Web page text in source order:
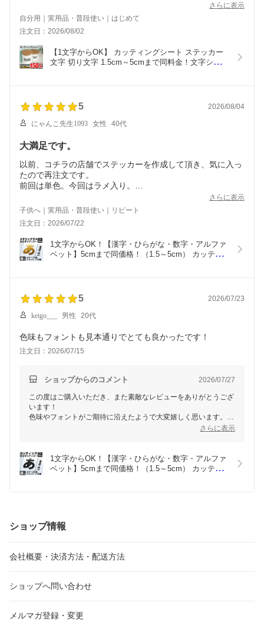
さらに表示
自分用｜実用品・普段使い｜はじめて
注文日：2026/08/02
【1文字からOK】 カッティングシート ステッカー
文字 切り文字 1.5cm～5cmまで同料金！文字シー
5 2026/08/04
にゃんこ先生1093 女性 40代
大満足です。
以前、コチラの店舗でステッカーを作成して頂き、気に入っ
たので再注文です。
前回は単色。今回はラメ入り。
ラメ入り?かっこいい！と息子も大喜び。
ありがとうございます。
さらに表示
子供へ｜実用品・普段使い｜リピート
注文日：2026/07/22
1文字からOK！【漢字・ひらがな・数字・アルファ
ベット】5cmまで同価格！（1.5～5cm） カッティ
5 2026/07/23
keigo___ 男性 20代
色味もフォントも見本通りでとても良かったです！
注文日：2026/07/15
ショップからのコメント 2026/07/27
この度はご購入いただき、また素敵なレビューをありがとうござ
います！
色味やフォントがご期待に沿えたようで大変嬉しく思います。
これからもお客様にご満足いただける商品をご提供できるよう努
さらに表示
1文字からOK！【漢字・ひらがな・数字・アルファ
ベット】5cmまで同価格！（1.5～5cm） カッティ
ショップ情報
会社概要・決済方法・配送方法
ショップへ問い合わせ
メルマガ登録・変更